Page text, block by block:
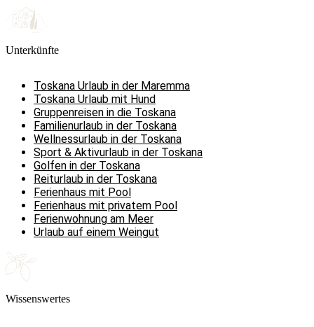
Unterkünfte
Toskana Urlaub in der Maremma
Toskana Urlaub mit Hund
Gruppenreisen in die Toskana
Familienurlaub in der Toskana
Wellnessurlaub in der Toskana
Sport & Aktivurlaub in der Toskana
Golfen in der Toskana
Reiturlaub in der Toskana
Ferienhaus mit Pool
Ferienhaus mit privatem Pool
Ferienwohnung am Meer
Urlaub auf einem Weingut
Wissenswertes